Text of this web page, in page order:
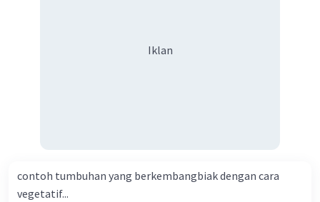
Iklan
contoh tumbuhan yang berkembangbiak dengan cara
vegetatif...